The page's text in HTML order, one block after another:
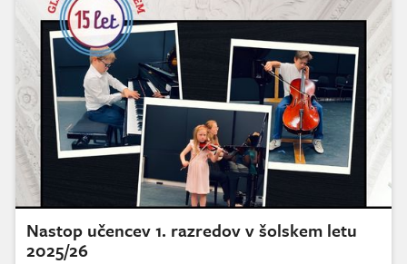
Nastop učencev 1. razredov v šolskem letu
2025/26